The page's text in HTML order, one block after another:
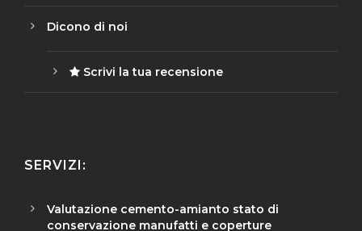
Dicono di noi
Scrivi la tua recensione
SERVIZI:
Valutazione cemento-amianto stato di
conservazione manufatti e coperture